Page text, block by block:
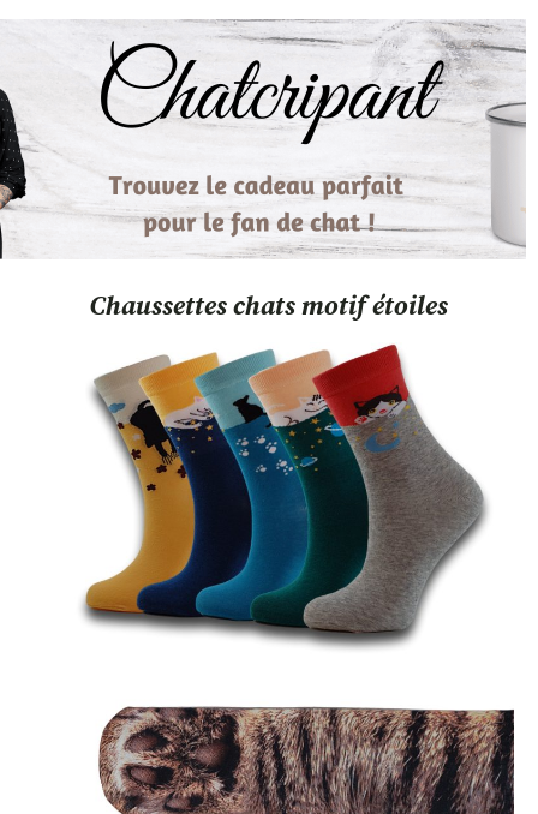
Chaussettes chats motif étoiles